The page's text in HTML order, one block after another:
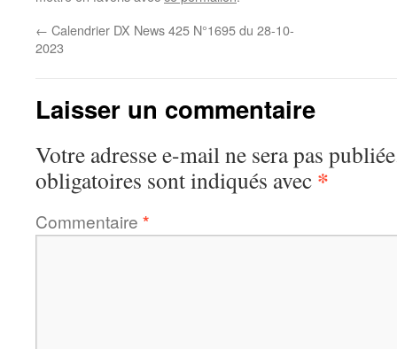
← Calendrier DX News 425 N°1695 du 28-10-
2023
Laisser un commentaire
Votre adresse e-mail ne sera pas
obligatoires sont indiqués avec *
Commentaire *